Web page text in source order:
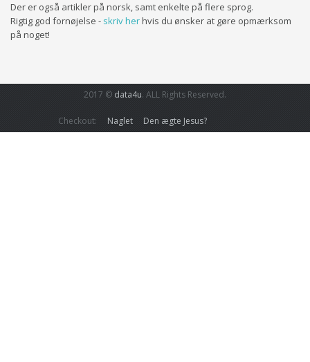
Der er også artikler på norsk, samt enkelte på flere sprog.
Rigtig god fornøjelse - skriv herhvis du ønsker at gøre opmærksom
på noget!
2017 © data4u. ALL Rights Reserved.
Checkout: Naglet Den ægte Jesus?